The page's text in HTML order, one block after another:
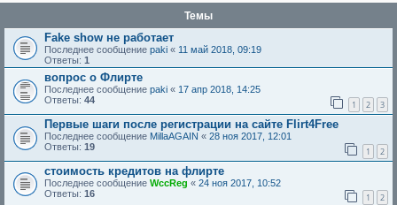
Темы
Fake show не работает
Последнее сообщение paki « 11 май 2018, 09:19
Ответы: 1
вопрос о Флирте
Последнее сообщение paki « 17 апр 2018, 14:25
Ответы: 44 1 2 3
Первые шаги после регистрации на сайте Flirt4Free
Последнее сообщение MillaAGAIN « 28 ноя 2017, 12:01
Ответы: 19 1 2
стоимость кредитов на флирте
Последнее сообщение WccReg « 24 ноя 2017, 10:52
Ответы: 16 1 2